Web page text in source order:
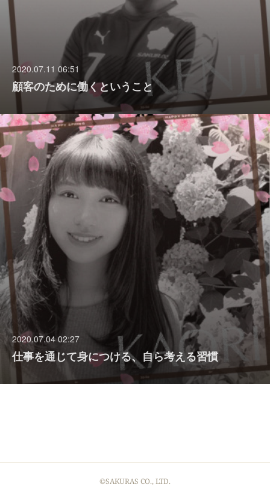
2020.07.11 06:51
顧客のために働くということ
2020.07.04 02:27
仕事を通じて身につける、自ら考える習慣
©SAKURAS CO., LTD.